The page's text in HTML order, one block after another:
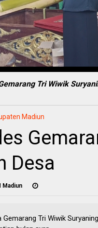
Tri Wiwik
Madiun
Desa
Madiun
Gemarang Tri Wiwik